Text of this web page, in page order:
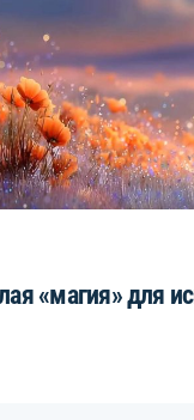
«магия» для